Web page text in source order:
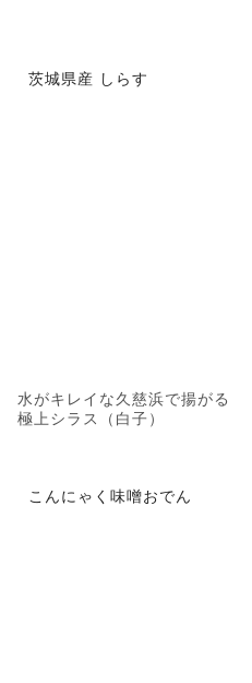
茨城県産 しらす
水がキレイな久慈浜で揚がる
極上シラス（白子）
こんにゃく味噌おでん